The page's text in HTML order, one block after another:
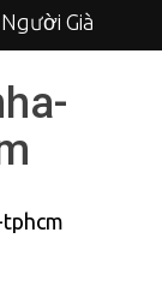
Già